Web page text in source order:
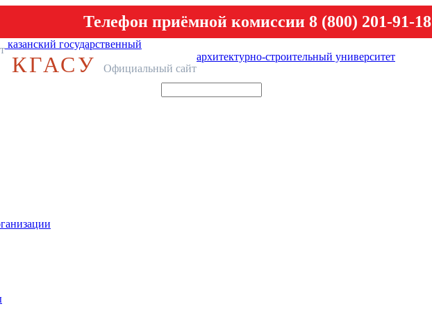
Телефон приёмной комиссии 8 (800) 201-91-18
казанский государственный
архитектурно-строительный университет
КГАСУ Официальный сайт